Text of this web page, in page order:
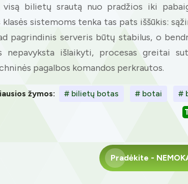
bilietų srautą nuo pradžios iki
klasės sistemoms tenka tas pats iššūkis:
pagrindinis serveris būtų stabilus, o
nepavyksta išlaikyti, procesas greitai
pagalbos komandos perkrautos.
žymos: # bilietų botas # botai #
Pradėkite -